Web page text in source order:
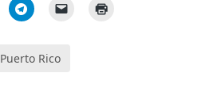
Puerto Rico